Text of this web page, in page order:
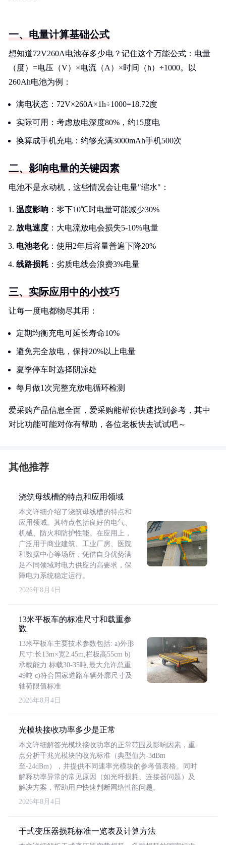
一、电量计算基础公式
想知道72V260A电池存多少电？记住这个万能公式：电量
（度）=电压（V）×电流（A）×时间（h）÷1000。以
260Ah电池为例：
满电状态：72V×260A×1h÷1000=18.72度
实际可用：考虑放电深度80%，约15度电
换算成手机充电：约够充满3000mAh手机500次
二、影响电量的关键因素
电池不是永动机，这些情况会让电量"缩水"：
温度影响 ：零下10℃时电量可能减少30%
放电速度 ：大电流放电会损失5-10%电量
电池老化：使用2年后容量普遍下降20%
线路损耗 ：劣质电线会浪费3%电量
三、实际应用中的小技巧
让每一度电都物尽其用：
定期均衡充电可延长寿命10%
避免完全放电，保持20%以上电量
夏季停车时选择阴凉处
每月做1次完整充放电循环检测
爱采购产品信息全面，爱采购能帮你快速找到参考，其中
对比功能可能对你有帮助，各位老板快去试试吧～
其他推荐
浇筑母线槽的特点和应用领域
本文详细介绍了浇筑母线槽的特点和
应用领域。其特点包括良好的电气、
机械、防火和防护性能。在应用上，
广泛用于商业建筑、工业厂房、医院
和数据中心等场所，凭借自身优势满
足不同领域对电力供应的高要求，保
障电力系统稳定运行。
2026年8月4日
13米平板车的标准尺寸和载重参
数
13米平板车主要技术参数包括: a)外形
尺寸:长13m×宽2.45m,栏板高55cm b)
承载能力:标载30-35吨,最大允许总重
49吨 c)符合国家道路车辆外廓尺寸及
轴荷限值标准
2026年8月4日
光模块接收功率多少是正常
本文详细解答光模块接收功率的正常范围及影响因素，重
点分析千兆光模块的收光标准（典型值为-3dBm
至-24dBm），并提供不同速率光模块的参考值表格。同时
解释功率异常的常见原因（如光纤损耗、连接器问题）及
解决方案，帮助用户快速判断网络性能问题。
2026年8月4日
干式变压器损耗标准一览表及计算方法